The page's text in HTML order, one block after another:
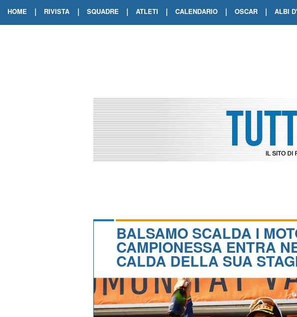
HOME | RIVISTA | SQUADRE | ATLETI | CALENDARIO | OSCAR | ALBI
BALSAMO SCALDA I
CAMPIONESSA ENTRA
CALDA DELLA SUA